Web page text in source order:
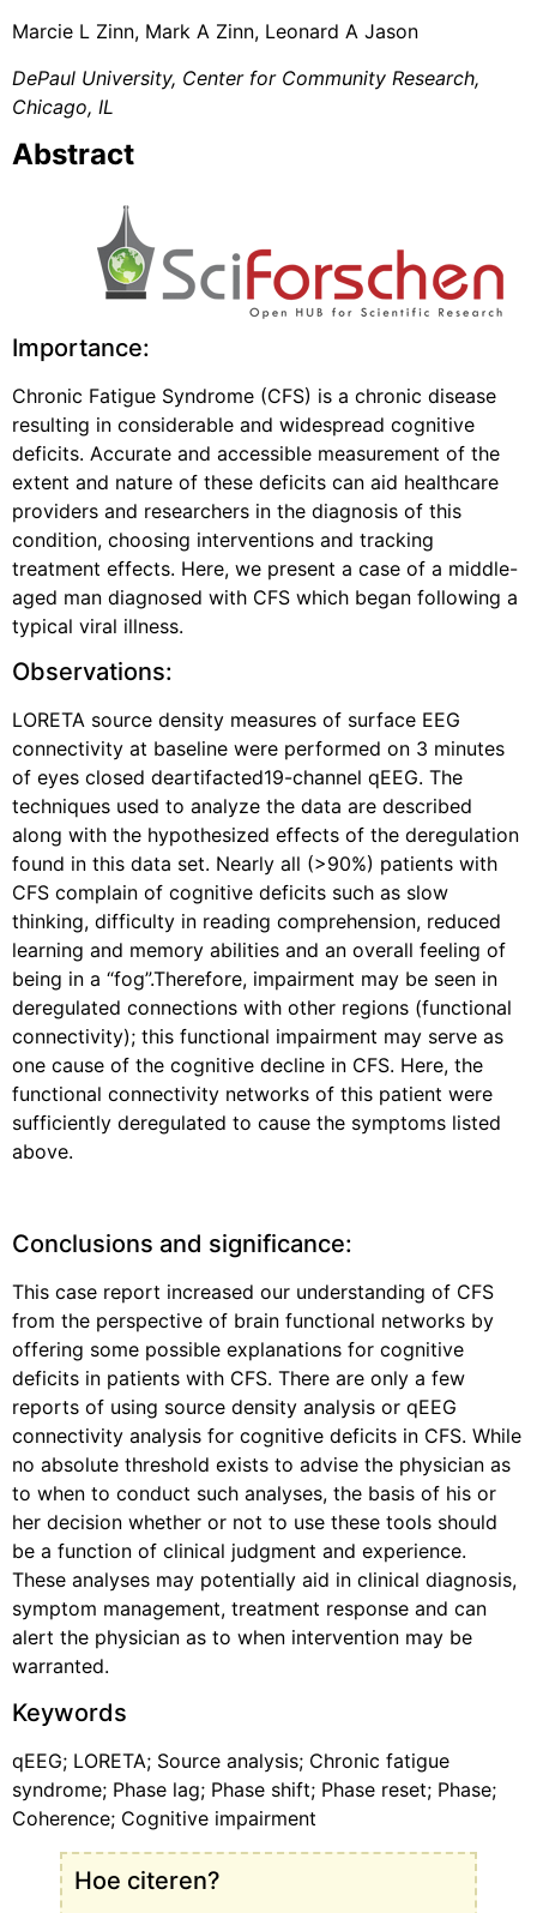
Marcie L Zinn, Mark A Zinn, Leonard A Jason
DePaul University, Center for Community Research,
Chicago, IL
Abstract
Importance:
Chronic Fatigue Syndrome (CFS) is a chronic disease
resulting in considerable and widespread cognitive
deficits. Accurate and accessible measurement of the
extent and nature of these deficits can aid healthcare
providers and researchers in the diagnosis of this
condition, choosing interventions and tracking
treatment effects. Here, we present a case of a middle-
aged man diagnosed with CFS which began following a
typical viral illness.
Observations:
LORETA source density measures of surface EEG
connectivity at baseline were performed on 3 minutes
of eyes closed deartifacted19-channel qEEG. The
techniques used to analyze the data are described
along with the hypothesized effects of the deregulation
found in this data set. Nearly all (>90%) patients with
CFS complain of cognitive deficits such as slow
thinking, difficulty in reading comprehension, reduced
learning and memory abilities and an overall feeling of
being in a “fog”.Therefore, impairment may be seen in
deregulated connections with other regions (functional
connectivity); this functional impairment may serve as
one cause of the cognitive decline in CFS. Here, the
functional connectivity networks of this patient were
sufficiently deregulated to cause the symptoms listed
above.
Conclusions and significance:
This case report increased our understanding of CFS
from the perspective of brain functional networks by
offering some possible explanations for cognitive
deficits in patients with CFS. There are only a few
reports of using source density analysis or qEEG
connectivity analysis for cognitive deficits in CFS. While
no absolute threshold exists to advise the physician as
to when to conduct such analyses, the basis of his or
her decision whether or not to use these tools should
be a function of clinical judgment and experience.
These analyses may potentially aid in clinical diagnosis,
symptom management, treatment response and can
alert the physician as to when intervention may be
warranted.
Keywords
qEEG; LORETA; Source analysis; Chronic fatigue
syndrome; Phase lag; Phase shift; Phase reset; Phase;
Coherence; Cognitive impairment
Hoe citeren?